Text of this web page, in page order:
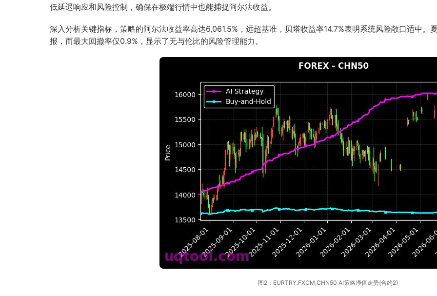
低延迟响应和风险控制，确保在极端行情中也能捕捉阿尔法收益。
深入分析关键指标，策略的阿尔法收益率高达6,061.5%，远超基准，贝塔收益率14.7%表明系统风险敞口适中。
报，而最大回撤率仅0.9%，显示了无与伦比的风险管理能力。
图2：EURTRY.FXCM,CHN50 AI策略净值走势(合约2)